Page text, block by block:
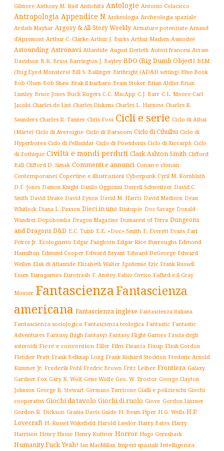
Gilmore Anthony M. Rud Antichità Antologie Antonio Colacicco
Antropologia Appendice N Archeologia Archeologia spaziale
Ardath Mayhar Argosy & All-Story Weekly Armature potenziate Arnaud
d'Apremont Arthur C. Clarke Arthur J. Burks Arthur Machen Asmodee
Astounding Astronavi Atlantide August Derleth Autori francesi Avram
Davidson B.R. Bruss Barrington J. Bayley BDO (Big Dumb Object) BEM
(Bug Eyed Monsters) Bill S. Ballinger Birthright (AD&D setting) Blue Book
Bob Olsen Bob Shaw Brak il barbaro Bram Stoker Brian Aldiss Brian
Lumley Bruce Jones Buck Rogers C.C. MacApp C.J. Barr C.L. Moore Carl
Jacobi Charles de Lint Charles Dickens Charles L. Harness Charles R.
Saunders Charles R. Tanner Chris Foss Cicli e serie Ciclo di Aihai
(Marte) Ciclo di Averoigne Ciclo di Barsoom Ciclo di Cthulhu Ciclo di
Hyperborea Ciclo di Pellucidar Ciclo di Poseidonis Ciclo di Xiccarph Ciclo
di Zothique Civiltà e mondi perduti Clark Ashton Smith Clifford
Ball Clifford D. Simak Commenti e annunci Conan e clonan
Contemporanei Copertine e illustrazioni Cyberpunk Cyril M. Kornbluth
D.F. Jones Damon Knight Danilo Oggionni Darrell Schweitzer David C.
Smith David Drake David Eynon David M. Harris David Madison Dean
Whitlock Diana L. Paxson Dieci in uno Distopie Doc Savage Donald
Wandrei Dopobomba Dragon Magazine Dumarest of Terra Dungeons
and Dragons D&D E.C. Tubb E.E. «Doc» Smith E. Everett Evans Earl
Peirce Jr. Ecologismo Edgar Pangborn Edgar Rice Burroughs Edmond
Hamilton Edmund Cooper Edward Bryant Edward DeGeorge Edward
Wellen Elak di Atlantide Elizabeth Walter Epidemie Eric Frank Russell
Essen Eurogames Eurotrash F. Anstey Fabio Orrico Fafhrd e il Gray
Mouser FantascienzaFantascienza
americana Fantascienza inglese Fantascienza italiana
Fantascienza sociologica Fantascienza teologica Fantastic Fantastic
Adventures Fantasy (high fantasy) Fantasy Flight Games Fascia degli
asteroidi Fiere e convention Filler Film Finanza Fixup Flash Gordon
Fletcher Pratt Frank Belknap Long Frank Richard Stockton Frederic Arnold
Kummer Jr. Frederik Pohl Fredric Brown Fritz Leiber Frontiera Galaxy
Gardner Fox Gary K. Wolf Gene Wolfe Geo. W. Proctor George Clayton
Johnson George R. Stewart Germano Tarricone Gialli e polizieschi Giochi
cooperativi Giochi da tavolo Giochi di ruolo Giove Gordon Linzner
Gordon R. Dickson Grania Davis Guide H. Beam Piper H.G. Wells H.P.
Lovecraft H. Russel Wakefield Harold Lawlor Harry Bates Harry
Harrison Henry Hasse Henry Kuttner Horror Hugo Gernsback
Humanity Fuck Yeah! Ian MacMillan Imperi spaziali Intelligenza